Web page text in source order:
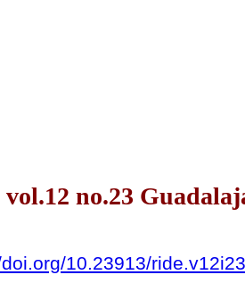
vol.12 no.23
10.23913/